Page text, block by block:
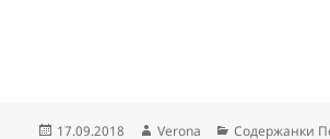
Опубликовано
17.09.2018 Автор
Verona Рубрики
Содержанки